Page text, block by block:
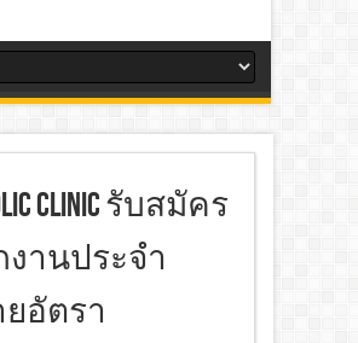
Clinic รับสมัคร
านประจำ
อัตรา